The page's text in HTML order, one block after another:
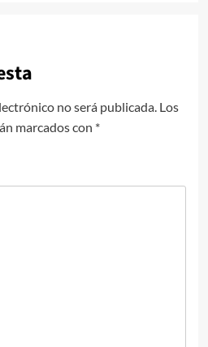
no será publicada. Los
marcados con *